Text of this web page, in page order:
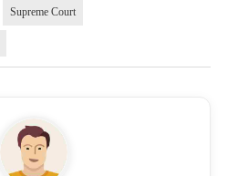
Supreme Court